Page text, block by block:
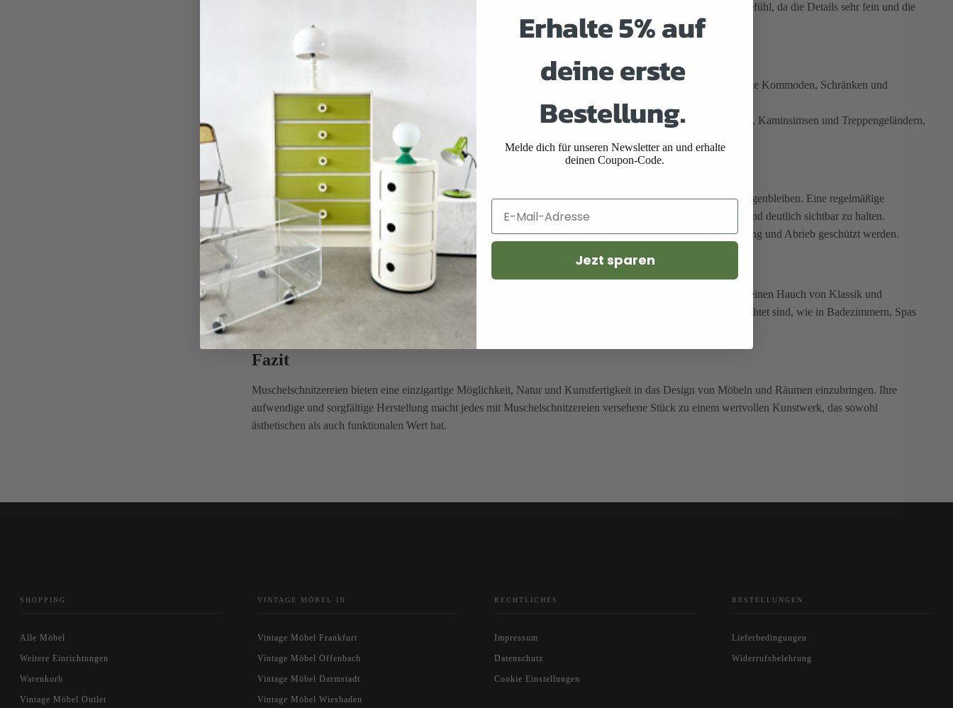
Diese Art der Schnitzerei erfordert fortgeschrittene Techniken und viel Fingerspitzengefühl, da die Details sehr fein und die
Oberflächen oft sehr glatt sein müssen.
Funktionale Nutzung
Dekorative
Möbelstücke:
Muschelschnitzereien werden oft bei der Herstellung von hochwertigen Möbelstücken wie Kommoden, Schränken und
Bettköpfen verwendet, um diesen eine elegante und luxuriöse Ausstrahlung zu verleihen.
Architektonische
Akzente:
In der Architektur finden sich Muschelschnitzereien oft in geschnitzten Türstürzen, Kaminsimsen und Treppengeländern,
die als Blickfang dienen.
Pflege und Erhaltung
Regelmäßige
Reinigung:
Aufgrund der tiefen und komplizierten Schnitzereien können Staub und Schmutz leicht hängenbleiben. Eine regelmäßige
Reinigung mit weichen Bürsten oder Tüchern ist notwendig, um die Schnitzereien sauber und deutlich sichtbar zu halten.
Schutz vor Beschädigungen:
Da die Schnitzereien oft empfindlich sind, sollten sie vor direkter Einwirkung und Abrieb geschützt werden.
Integration in moderne Räume
Obwohl Muschelschnitzereien traditionell sind, können sie auch in modernen Interieurs verwendet werden, um einen Hauch von Klassik und
Natürlichkeit zu verleihen. Sie harmonieren besonders gut mit Themen, die auf Natur und Entspannung ausgerichtet sind, wie in Badezimmern, Spas
Fazit
Muschelschnitzereien bieten eine einzigartige Möglichkeit, Natur und Kunstfertigkeit in das Design von Möbeln und Räumen einzubringen. Ihre
aufwendige und sorgfältige Herstellung macht jedes mit Muschelschnitzereien versehene Stück zu einem wertvollen Kunstwerk, das sowohl
ästhetischen als auch funktionalen Wert hat.
SHOPPING
Alle Möbel
Weitere Einrichtungen
Warenkorb
Vintage Möbel Outlet
VINTAGE MÖBEL IN
Vintage Möbel Frankfurt
Vintage Möbel Offenbach
Vintage Möbel Darmstadt
Vintage Möbel Wiesbaden
RECHTLICHES
Impressum
Datenschutz
Cookie Einstellungen
BESTELLUNGEN
Lieferbedingungen
Widerrufsbelehrung
Erhalte 5% auf
deine erste
Bestellung.
Melde dich für unseren Newsletter an und erhalte
deinen Coupon-Code.
Jezt sparen